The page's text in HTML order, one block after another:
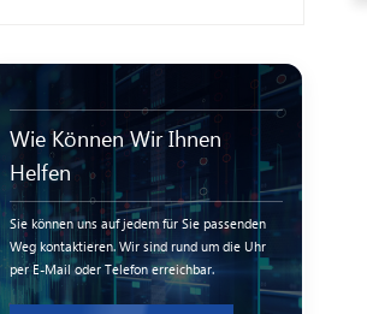
Wie Können Wir Ihnen
Helfen
Sie können uns auf jedem für Sie passenden
Weg kontaktieren. Wir sind rund um die Uhr
per E-Mail oder Telefon erreichbar.